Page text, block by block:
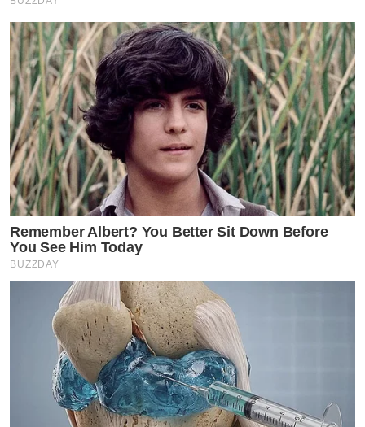
Remember Albert? You Better Sit Down Before
You See Him Today
BUZZDAY